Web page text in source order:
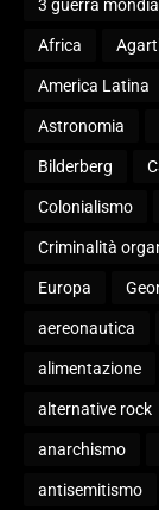
3 guerra
Africa
America Latina
Astronomia
Bilderberg
Colonialismo
Criminalità
Europa
aereonautica
alimentazione
alternative rock
anarchismo
antisemitismo